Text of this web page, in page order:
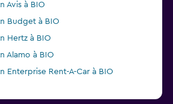
Avis à BIO
Budget à BIO
Hertz à BIO
Alamo à BIO
Enterprise Rent-A-Car à BIO